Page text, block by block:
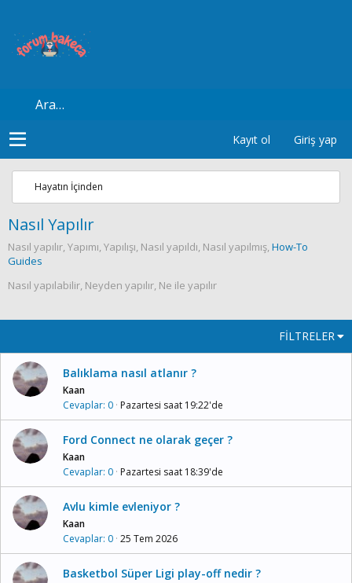
Kayıt ol Giriş yap
Hayatın İçinden
Nasıl Yapılır
Nasıl yapılır, Yapımı, Yapılışı, Nasıl yapıldı, Nasıl yapılmış, How-To
Guides
Nasıl yapılabilir, Neyden yapılır, Ne ile yapılır
FILTRELER
Balıklama nasıl atlanır ?
Kaan
Cevaplar 0 Pazartesi saat 19:22'de
Ford Connect ne olarak geçer ?
Kaan
Cevaplar 0 Pazartesi saat 18:39'de
Avlu kimle evleniyor ?
Kaan
Cevaplar 0 25 Tem 2026
Basketbol Süper Ligi play-off nedir ?